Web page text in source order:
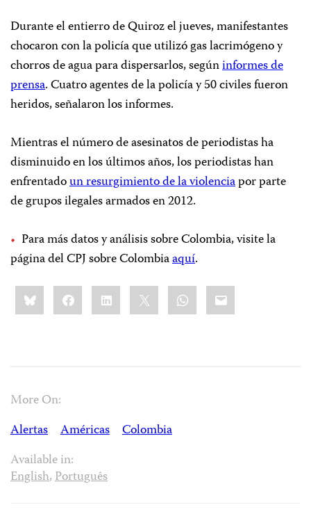
Durante el entierro de Quiroz el jueves, manifestantes
chocaron con la policía que utilizó gas lacrimógeno y
chorros de agua para dispersarlos, segúninformes de
prensa. Cuatro agentes de la policía y 50 civiles fueron
heridos, señalaron los informes.
Mientras el número de asesinatos de periodistas ha
disminuido en los últimos años, los periodistas han
enfrentadoun resurgimiento de la violenciapor parte
de grupos ilegales armados en 2012.
Para más datos y análisis sobre Colombia, visite la
página del CPJ sobre Colombiaaquí.
Share
this:BlueskyFacebookLinkedIn WhatsApp
Email
More On:
Alertas
Américas
Colombia
Available in:
English,Português